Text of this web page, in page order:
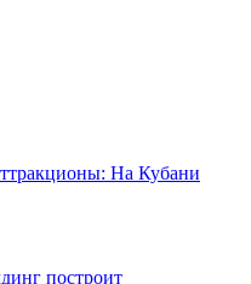
На Кубани
построит